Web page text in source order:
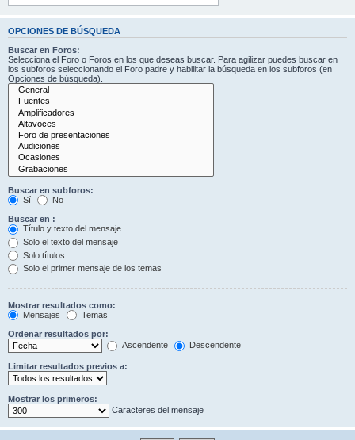
OPCIONES DE BÚSQUEDA
Buscar en Foros:
Selecciona el Foro o Foros en los que deseas buscar. Para agilizar puedes buscar en
los subforos seleccionando el Foro padre y habilitar la búsqueda en los subforos (en
Opciones de búsqueda).
Buscar en subforos:
Sí
No
Buscar en :
Título y texto del mensaje
Solo el texto del mensaje
Solo títulos
Solo el primer mensaje de los temas
Mostrar resultados como:
Mensajes
Temas
Ordenar resultados por:
Ascendente
Descendente
Limitar resultados previos a:
Mostrar los primeros:
Caracteres del mensaje